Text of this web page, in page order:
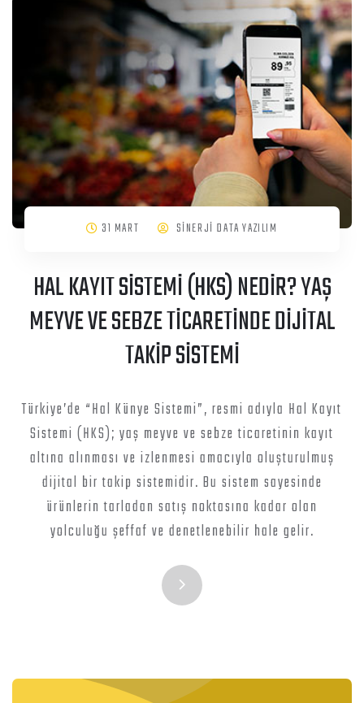
31 MART SİNERJİ DATA YAZILIM
HAL KAYIT SİSTEMİ (HKS) NEDİR? YAŞ
MEYVE VE SEBZE TİCARETİNDE DİJİTAL
TAKİP SİSTEMİ
Türkiye’de “Hal Künye Sistemi”, resmi adıyla Hal Kayıt
Sistemi (HKS); yaş meyve ve sebze ticaretinin kayıt
altına alınması ve izlenmesi amacıyla oluşturulmuş
dijital bir takip sistemidir. Bu sistem sayesinde
ürünlerin tarladan satış noktasına kadar olan
yolculuğu şeffaf ve denetlenebilir hale gelir.